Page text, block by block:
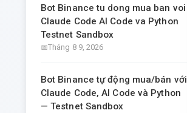
Bot Binance tu dong mua ban voi
Claude Code AI Code va Python
Testnet Sandbox
Tháng 8 9, 2026
Bot Binance tự động mua/bán với
Claude Code, AI Code và Python
— Testnet Sandbox